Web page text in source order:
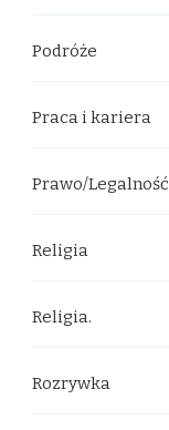
Podróże
Praca i kariera
Prawo/Legalność
Religia
Religia.
Rozrywka